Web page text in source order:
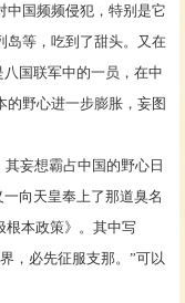
中国频频侵犯，特别是它
岛等，吃到了甜头。又在
国联军中的一员，在中
的野心进一步膨胀，妄图
妄想霸占中国的野心日
向天皇奉上了那道臭名
根本政策》。其中写
，必先征服支那。”可以